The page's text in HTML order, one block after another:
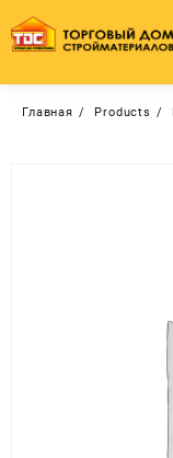
содержимому
Главная Products